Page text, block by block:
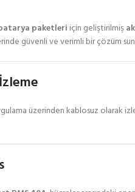
paketleri için geliştirilmiş
güvenli ve verimli bir çözüm
üzerinden kablosuz olarak